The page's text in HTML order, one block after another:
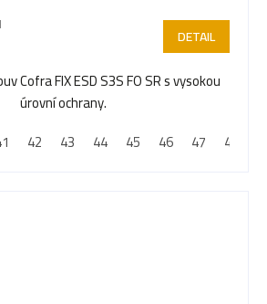
DETAIL
Cofra FIX ESD S3S FO SR s vysokou
úrovní ochrany.
42 43 44 45 46 47 48